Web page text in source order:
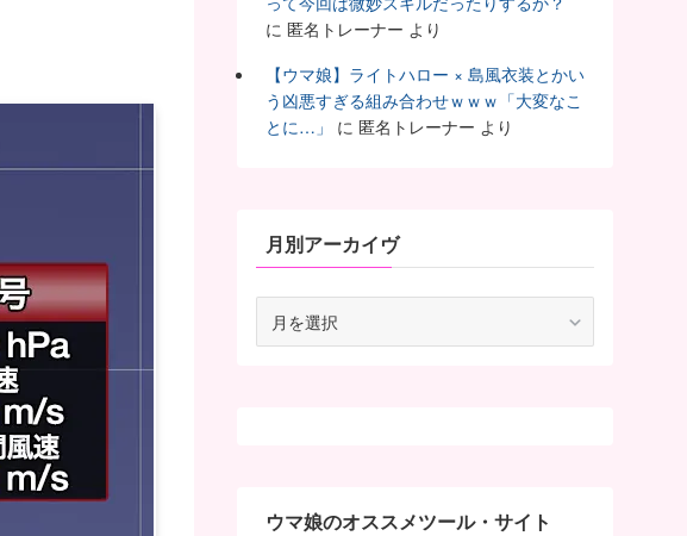
に 匿名トレーナー より
【ウマ娘】ライトハロー × 島風衣装とかい
う凶悪すぎる組み合わせｗｗｗ「大変なこ
とに…」
に 匿名トレーナー より
月別アーカイヴ
ウマ娘のオススメツール・サイト